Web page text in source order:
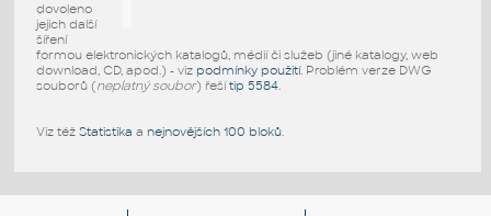
dovoleno
jejich další
šíření
formou elektronických katalogů, médií či služeb (jiné katalogy, web
download, CD, apod.) - viz podmínky použití. Problém verze DWG
souborů (neplatný soubor) řešítip 5584.
Viz též Statistika a nejnovějších 100 bloků.